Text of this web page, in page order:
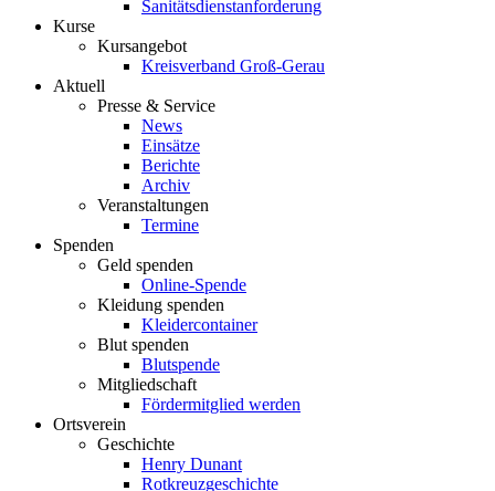
Sanitätsdienstanforderung
Kurse
Kursangebot
Kreisverband Groß-Gerau
Aktuell
Presse & Service
News
Einsätze
Berichte
Archiv
Veranstaltungen
Termine
Spenden
Geld spenden
Online-Spende
Kleidung spenden
Kleidercontainer
Blut spenden
Blutspende
Mitgliedschaft
Fördermitglied werden
Ortsverein
Geschichte
Henry Dunant
Rotkreuzgeschichte